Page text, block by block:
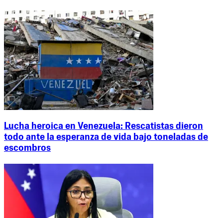
Lucha heroica en Venezuela: Rescatistas dieron
todo ante la esperanza de vida bajo toneladas de
escombros